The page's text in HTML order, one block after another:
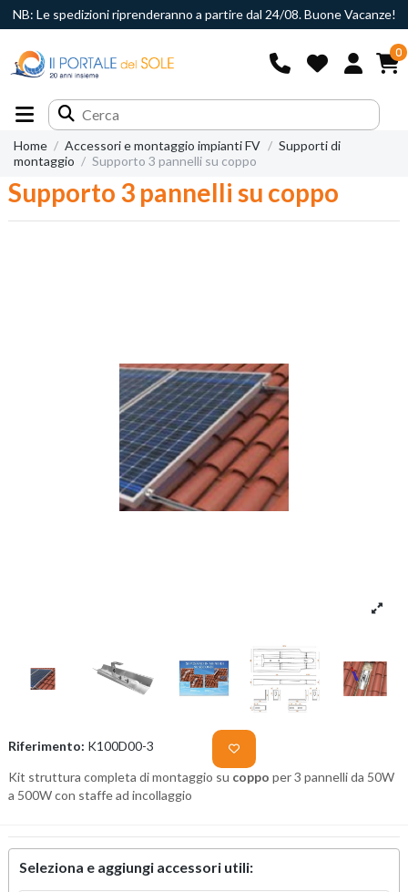
NB: Le spedizioni riprenderanno a partire dal 24/08. Buone Vacanze!
0
Home Accessori e montaggio impianti FV
Supporti di
montaggio
Supporto 3 pannelli su coppo
Supporto 3 pannelli su coppo
Riferimento: K100D00-3
Kit struttura completa di montaggio su coppo per 3 pannelli da 50W
a 500W con staffe ad incollaggio
Seleziona e aggiungi accessori utili: